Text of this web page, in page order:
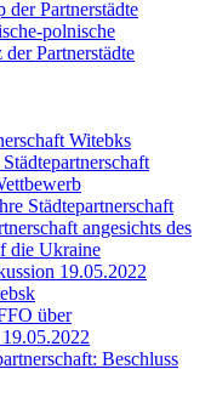
der Partnerstädte
polnische
Partnerstädte
Witebks
Städtepartnerschaft
angesichts des
die Ukraine
19.05.2022
über
Beschluss